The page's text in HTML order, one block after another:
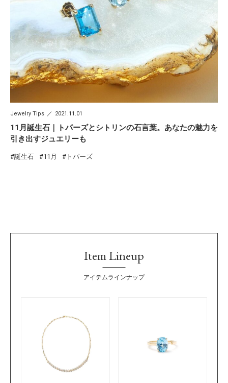
Jewelry Tips 2021.11.01
11月誕生石｜トパーズとシトリンの石言葉。あなたの魅力を
引き出すジュエリーも
誕生石 11月 トパーズ
Item Lineup
アイテムラインナップ